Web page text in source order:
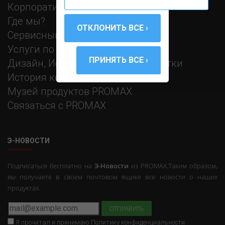
Корпоративная информация
Где мы?
Сервисный центр
Услуги по изготовлению
Дизайн, Исследования и Разработки
История компании PROMAX
Музей продуктов PROMAX
Связаться с PROMAX
Э-НОВОСТИ
Подписаться бесплатно на Э-Новости из PROMAX.Таким образом,
вы получаете в своем почтовом ящике все новости о наших
продуктах.
Я прочитал и принимаю Политику конфиденциальности